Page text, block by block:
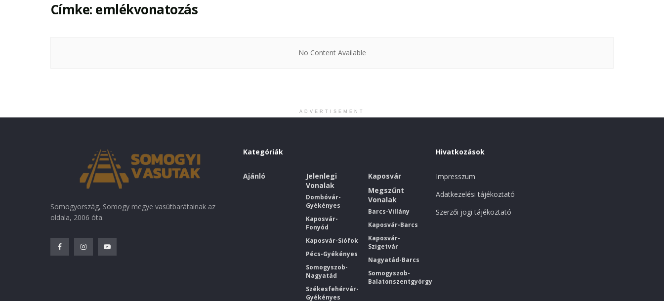
Címke: emlékvonatozás
No Content Available
ADVERTISEMENT
Somogyország, Somogy megye vasútbarátainak az
oldala, 2006 óta.
Kategóriák
Ajánló
Jelenlegi
Vonalak
Dombóvár-
Gyékényes
Kaposvár-
Fonyód
Kaposvár-Siófok
Pécs-Gyékényes
Somogyszob-
Nagyatád
Székesfehérvár-
Gyékényes
Kaposvár
Megszűnt
Vonalak
Barcs-Villány
Kaposvár-Barcs
Kaposvár-
Szigetvár
Nagyatád-Barcs
Somogyszob-
Balatonszentgyörgy
Hivatkozások
Impresszum
Adatkezelési tájékoztató
Szerzői jogi tájékoztató